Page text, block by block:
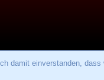
damit einverstanden,